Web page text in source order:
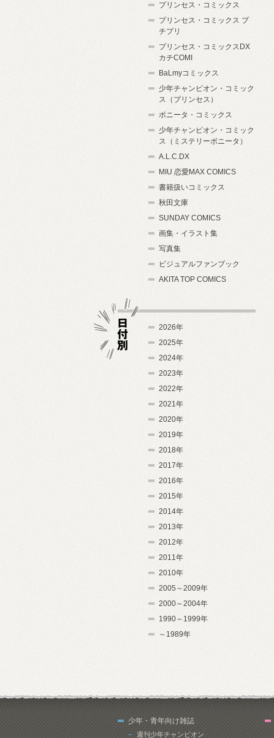
プリンセス・コミックス
プリンセス・コミックス プ
チプリ
プリンセス・コミックスDX
カチCOMI
BaLmyコミックス
少年チャンピオン・コミック
ス（プリンセス）
ボニータ・コミックス
少年チャンピオン・コミック
ス（ミステリーボニータ）
A.L.C.DX
MIU 恋愛MAX COMICS
書籍扱いコミックス
秋田文庫
SUNDAY COMICS
画集・イラスト集
写真集
ビジュアルファンブック
AKITA TOP COMICS
2026年
2025年
2024年
2023年
2022年
2021年
2020年
2019年
2018年
2017年
2016年
2015年
2014年
2013年
2012年
2011年
2010年
2005～2009年
2000～2004年
1990～1999年
～1989年
少年・青年向け雑誌
週刊少年チャンピオン